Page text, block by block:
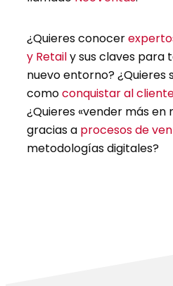
¿Quieres conocer
y Retaily sus claves para
nuevo entorno? ¿Quieres
comoconquistar al
¿Quieres «vender más en
gracias a procesos de
metodologías digitales?